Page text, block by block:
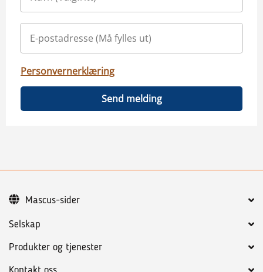
Personvernerklæring
Send melding
Selskap
Produkter og tjenester
Mascus-sider